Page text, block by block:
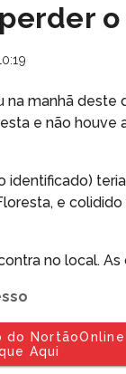
na manhã deste
e não houve
identificado)
e
no local.
do
Aqui